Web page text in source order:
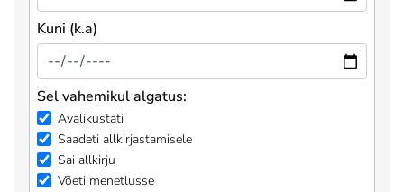
Kuni (k.a)
Sel vahemikul algatus:
Avalikustati
Saadeti allkirjastamisele
Sai allkirju
Võeti menetlusse